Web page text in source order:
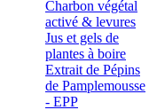
Charbon végétal
activé & levures
Jus et gels de
plantes à boire
Extrait de Pépins
de Pamplemousse
- EPP